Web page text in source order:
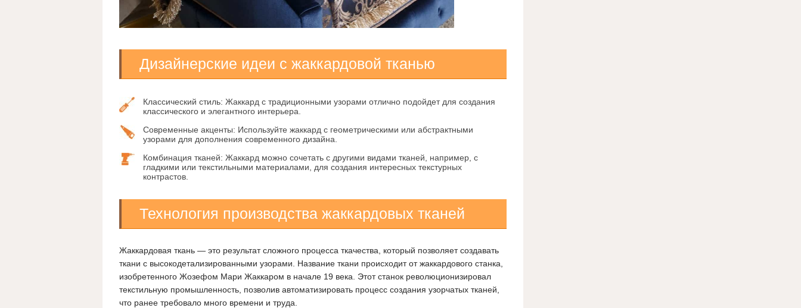
Дизайнерские идеи с жаккардовой тканью
Классический стиль: Жаккард с традиционными узорами отлично подойдет для создания
классического и элегантного интерьера.
Современные акценты: Используйте жаккард с геометрическими или абстрактными
узорами для дополнения современного дизайна.
Комбинация тканей: Жаккард можно сочетать с другими видами тканей, например, с
гладкими или текстильными материалами, для создания интересных текстурных
контрастов.
Технология производства жаккардовых тканей
Жаккардовая ткань — это результат сложного процесса ткачества, который позволяет создавать
ткани с высокодетализированными узорами. Название ткани происходит от жаккардового станка,
изобретенного Жозефом Мари Жаккаром в начале 19 века. Этот станок революционизировал
текстильную промышленность, позволив автоматизировать процесс создания узорчатых тканей,
что ранее требовало много времени и труда.